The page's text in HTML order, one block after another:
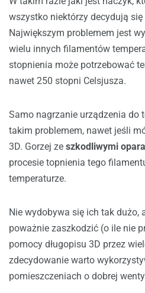
wszystko niektórzy decydują
Największym problemem jest
wielu innych filamentów
stopnienia może potrzebować
nawet 250 stopni Celsjusza.
Samo nagrzanie urządzenia do
takim problemem, nawet jeśli
3D. Gorzej ze szkodliwymi
procesie topnienia tego
temperaturze.
Nie wydobywa się ich tak dużo,
poważnie zaszkodzić (o ile nie
pomocy długopisu 3D przez
zdecydowanie warto
pomieszczeniach o dobrej